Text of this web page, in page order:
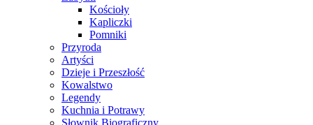
Kościoły
Kapliczki
Pomniki
Przyroda
Artyści
Dzieje i Przeszłość
Kowalstwo
Legendy
Kuchnia i Potrawy
Słownik Biograficzny